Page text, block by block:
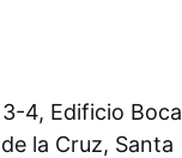
4, Edificio Boca
la Cruz, Santa